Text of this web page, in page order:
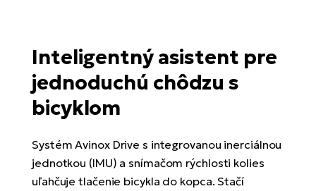
Inteligentný asistent pre
jednoduchú chôdzu s
bicyklom
Systém Avinox Drive s integrovanou inerciálnou
jednotkou (IMU) a snímačom rýchlosti kolies
uľahčuje tlačenie bicykla do kopca. Stačí